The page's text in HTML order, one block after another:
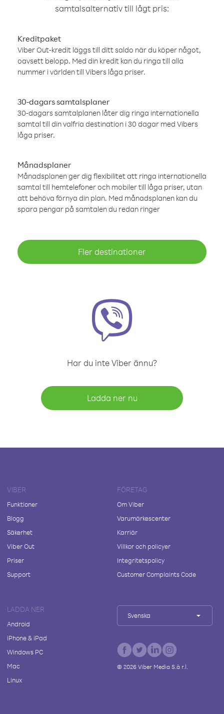
samtalsalternativ till lågt pris:
Kreditpaket
Viber Out-kredit läggs till ditt saldo när du köper något,
oavsett belopp. Med din kredit kan du ringa till alla
nummer i världen till Vibers låga priser.
30-dagars samtalsplaner
30-dagars samtalplanen låter dig ringa internationella
samtal till din valfria destination i 30 dagar med Vibers
låga priser.
Månadsplaner
Månadsplanen ger dig flexibilitet att ringa internationella
samtal till hemtelefoner och mobiler till låga priser, utan
att behöva förnya din plan. Med månadsplanen kan du
spara pengar på samtalen du redan ringer
Fler destinationer
Har du inte Viber ännu?
Ladda ner nu
VIBER
Funktioner
Blogg
Säkerhet
Viber Out
Priser
Support
FÖRETAG
Om Viber
Varumärkescenter
Karriär
Villkor och policyer
Integritetspolicy
Customer Complaints Code
LADDA NER
Android
iPhone & iPad
Windows PC
Mac
Linux
Svenska
© 2026Viber Media S.à r.l.